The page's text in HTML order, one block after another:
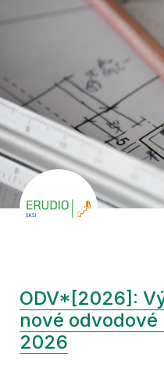
ODV*[2026]:
nové odvodové
2026